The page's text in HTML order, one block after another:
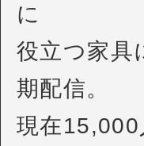
に
役立つ家具
期配信。
現在15,000